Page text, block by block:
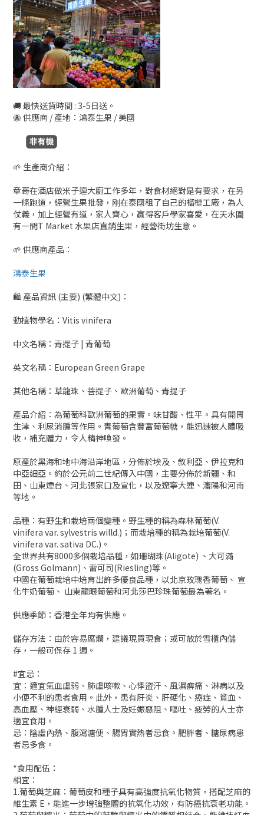
🚚 最快送貨時間 : 3-5日送。
🐝 供應商 / 產地：鴻泰生果 / 美國
🌱 生產商介紹：
章哥在酒店做米子連大廚工作多年，對食材絕對是有要求，在另
一條跑道，經營生果批發，刚在泰國租了自己的榴槤工廠，為人
仗義，加上經營有道，家人齊心，贏得客戶學家喜愛，在天水圍
有一間T Market 水果店直銷生果，經營街坊生意。
🌱 供應商產品：
鴻泰生果
🛍 產品資訊 (主要) (繁體中文)：
動植物學名：Vitis vinifera
中文名稱：青提子 | 青葡萄
英文名稱：European Green Grape
其他名稱：草龍珠、菩提子、歐洲葡萄、青提子
產品介紹：為葡萄科歐洲葡萄的果實。味甘酸、性平。具有開胃
生津、利尿消腫等作用。青葡萄含豐富葡萄糖，能迅速被人體吸
收，補充體力，令人精神喚發。
原產於黑海和地中海沿岸地區，分佈於埃及、敘利亞、伊拉克和
中亞細亞。約於公元前二世紀傳入中國，主要分佈於新疆、和
田、山東煙台、河北張家口及宣化，以及遼寧大連、瀋陽和河南
等地。
品種：有野生和栽培兩個變種。野生種的稱為森林葡萄(V.
vinifera var. sylvestris willd.)；而栽培種的稱為栽培葡萄(V.
vinifera var. sativa DC.)。
全世界共有8000多個栽培品種，如珊瑚珠(Aligote) 、大可滿
(Gross Golmann)、雷可司(Riesling)等。
中國在葡萄栽培中培育出許多優良品種，以北京玫瑰香葡萄、 宣
化牛奶葡萄、 山東龍眼葡萄和河北莎巴珍珠葡萄最為著名。
供應季節：香港全年均有供應。
儲存方法：由於容易腐爛，建議現買現食；或可放於雪櫃內儲
存，一般可保存 1 週。
#宜忌：
宜：適宜氣血虛弱、肺虛咳嗽、心悸盜汗、風濕痹痛、淋病以及
小便不利的患者食用。此外，患有肝炎、肝硬化、癌症、貧血、
高血壓、神經衰弱、水腫人士及妊娠惡阻、嘔吐、疲勞的人士亦
適宜食用。
忌：陰虛內熱、腹瀉溏便、腸胃實熱者忌食。肥胖者、糖尿病患
者忌多食。
*食用配伍：
相宜：
1.葡萄與芝麻：葡萄皮和種子具有高強度抗氧化物質，搭配芝麻的
維生素 E，能進一步增強整體的抗氧化功效，有防癌抗衰老功能。